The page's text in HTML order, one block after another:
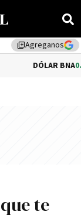
library_addAgreganos
BNA 0.34%
te